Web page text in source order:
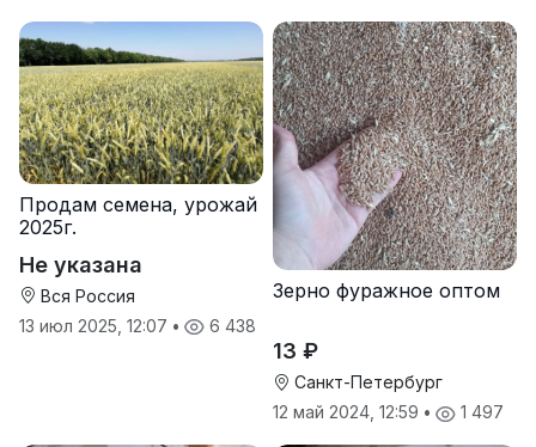
Продам семена, урожай
2025г.
Не указана
Вся Россия
13 июл 2025, 12:07 • 6 438
Зерно фуражное оптом
13 ₽
Санкт-Петербург
12 май 2024, 12:59 • 1 497